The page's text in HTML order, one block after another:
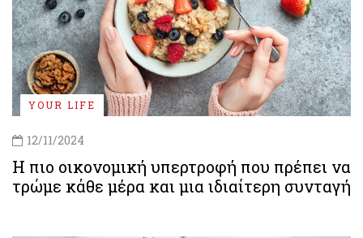
YOUR LIFE
12/11/2024
Η πιο οικονομική υπερτροφή που πρέπει να
τρώμε κάθε μέρα και μια ιδιαίτερη συνταγή